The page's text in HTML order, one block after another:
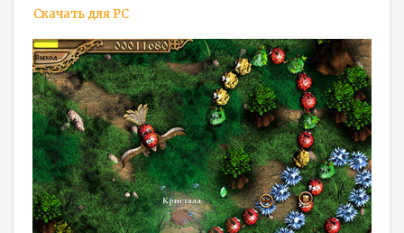
Скачать для PC